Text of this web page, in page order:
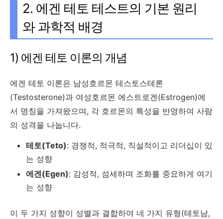
2. 에겐 테토 테스트의 기본 원리
와 과학적 배경
1) 에겐 테토 이론의 개념
에겐 테토 이론은 남성호르몬 테스토스테론
(Testosterone)과 여성호르몬 에스트로겐(Estrogen)에
서 명칭을 가져왔으며, 각 호르몬의 특성을 반영하여 사람
의 성격을 나눕니다.
테토(Teto): 경쟁적, 적극적, 직설적이고 리더십이 있
는 성향
에겐(Egen): 감성적, 섬세하며 조화를 중요하게 여기
는 성향
이 두 가지 성향이 성별과 결합하여 네 가지 유형(테토남,